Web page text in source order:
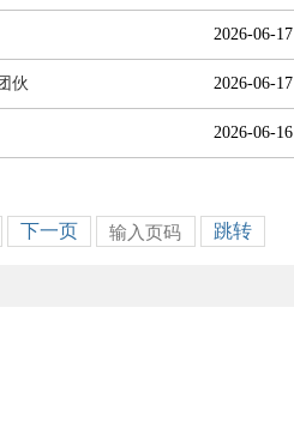
2026-06-17
伙 2026-06-17
2026-06-16
下一页 跳转